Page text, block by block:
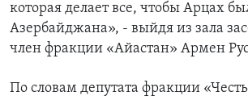
которая делает все, чтобы Арцах
Азербайджана», - выйдя из зала
член фракции «Айастан» Армен
По словам депутата фракции